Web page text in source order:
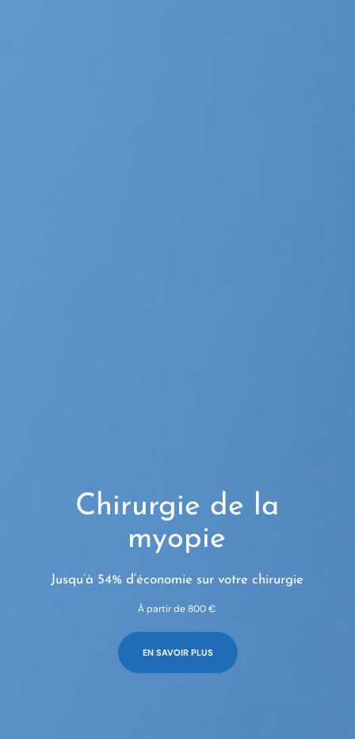
Chirurgie de la
myopie
Jusqu’à 54% d’économie sur votre chirurgie
À partir de 800 €
EN SAVOIR PLUS